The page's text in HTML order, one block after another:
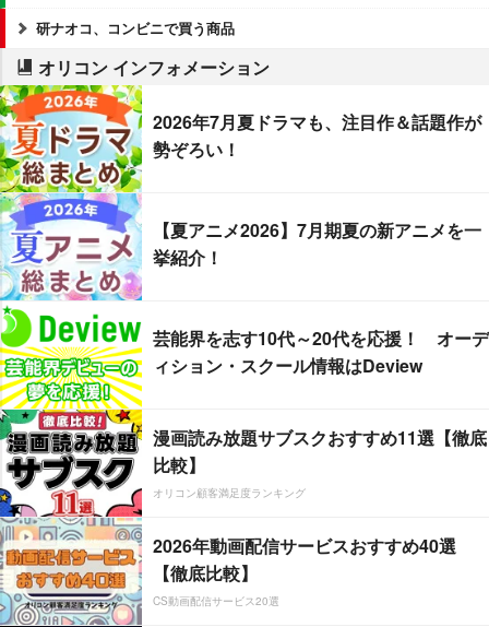
研ナオコ、コンビニで買う商品
オリコン インフォメーション
2026年7月夏ドラマも、注目作＆話題作が
勢ぞろい！
【夏アニメ2026】7月期夏の新アニメを一
挙紹介！
芸能界を志す10代～20代を応援！ オーデ
ィション・スクール情報はDeview
漫画読み放題サブスクおすすめ11選【徹底
比較】
オリコン顧客満足度ランキング
2026年動画配信サービスおすすめ40選
【徹底比較】
CS動画配信サービス20選